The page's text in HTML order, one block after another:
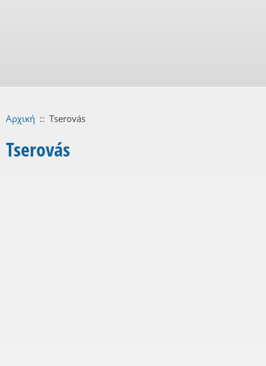
Αρχική :: Tserovás
Tserovás